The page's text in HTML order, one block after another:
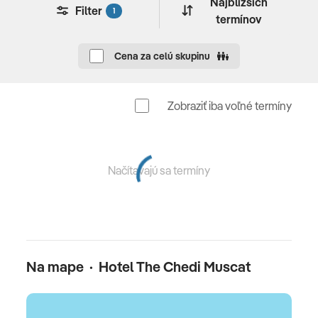
1500 m2 spa centrum • 11 spa suitov • tvárové a telové
• kaderník (za poplatok)
Celková cena zahŕňa
alebo 14x ubytovanie, raňajky/polpenzia, poistenie
(letiskové poplatky, bezpečnostná taxa, iné poplatky
súvisiace s vykonaním leteckej dopravy a transfery)
Filter 1
termínov
Cena za celú skupinu
Zobraziť iba voľné termíny
Načítavajú sa termíny
Na mape · Hotel The Chedi Muscat